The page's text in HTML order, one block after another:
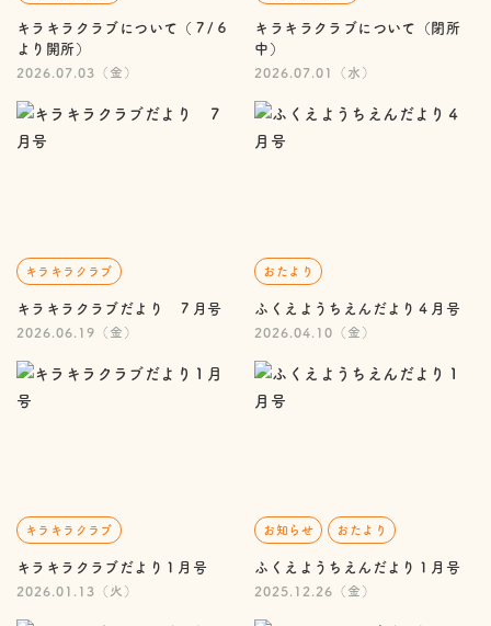
キラキラクラブについて（７/６
より開所）
2026.07.03（金）
キラキラクラブについて（閉所
中）
2026.07.01（水）
キラキラクラブ
キラキラクラブだより ７月号
2026.06.19（金）
おたより
ふくえようちえんだより４月号
2026.04.10（金）
キラキラクラブ
キラキラクラブだより１月号
2026.01.13（火）
お知らせ おたより
ふくえようちえんだより１月号
2025.12.26（金）